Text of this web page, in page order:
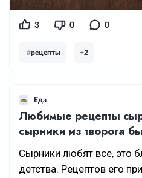
3 0 0
#рецепты +2
Еда
Любимые рецепты
сырники из творога
Сырники любят все, это
детства. Рецептов его